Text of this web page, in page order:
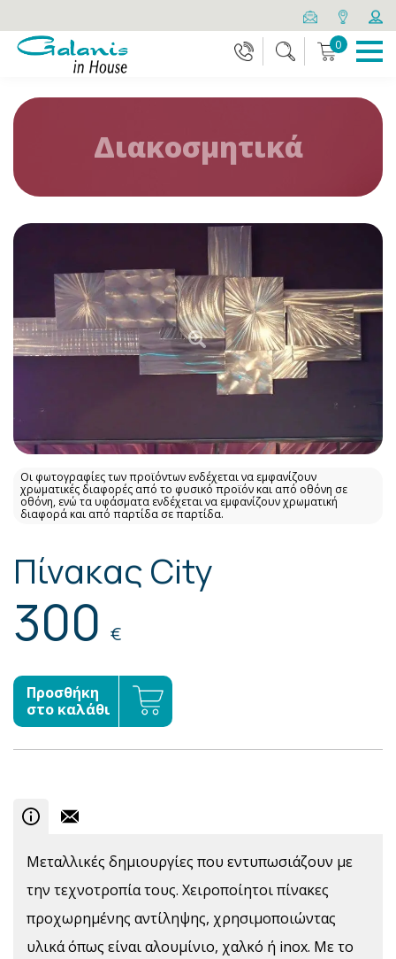
0
Διακοσμητικά
Οι φωτογραφίες των προϊόντων ενδέχεται να εμφανίζουν
χρωματικές διαφορές από το φυσικό προϊόν και από οθόνη σε
οθόνη, ενώ τα υφάσματα ενδέχεται να εμφανίζουν χρωματική
διαφορά και από παρτίδα σε παρτίδα.
Πίνακας City
300 €
Προσθήκη
στο καλάθι
Μεταλλικές δημιουργίες που εντυπωσιάζουν με
την τεχνοτροπία τους. Χειροποίητοι πίνακες
προχωρημένης αντίληψης, χρησιμοποιώντας
υλικά όπως είναι αλουμίνιο, χαλκό ή inox. Με το